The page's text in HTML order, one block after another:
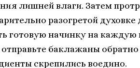
лишней влаги. Затем
разогретой
готовую начинку на каждую
баклажаны
скрепились воедино.